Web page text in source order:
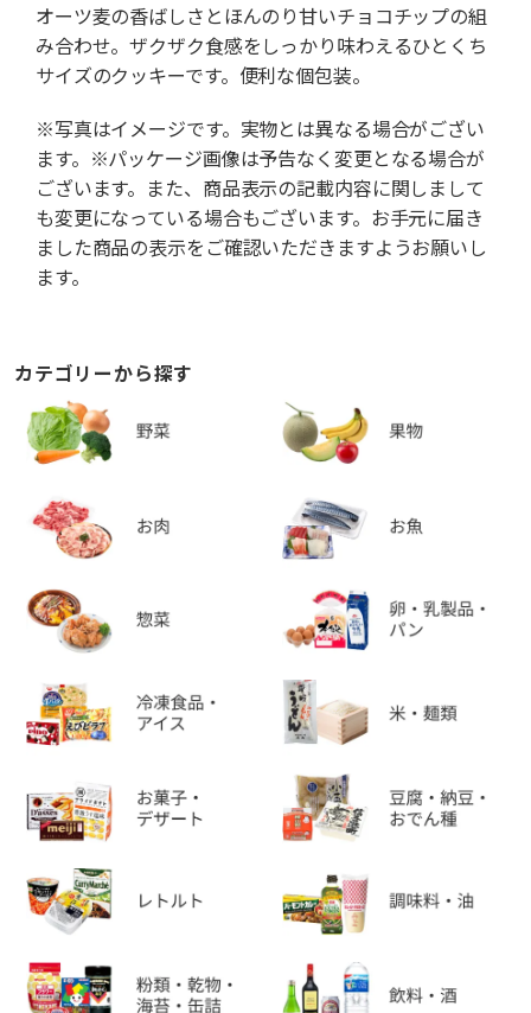
オーツ麦の香ばしさとほんのり甘いチョコチップの組
み合わせ。ザクザク食感をしっかり味わえるひとくち
サイズのクッキーです。便利な個包装。
※写真はイメージです。実物とは異なる場合がござい
ます。※パッケージ画像は予告なく変更となる場合が
ございます。また、商品表示の記載内容に関しまして
も変更になっている場合もございます。お手元に届き
ました商品の表示をご確認いただきますようお願いし
ます。
カテゴリーから探す